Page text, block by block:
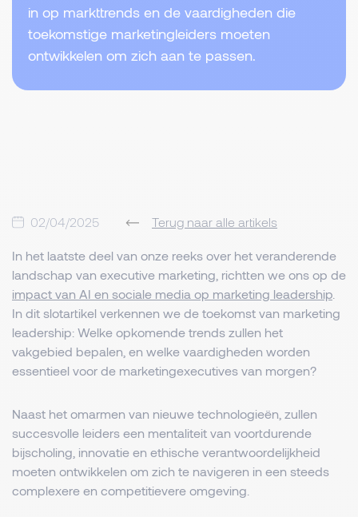
in op markttrends en de vaardigheden die
toekomstige marketingleiders moeten
ontwikkelen om zich aan te passen.
02/04/2025 Terug naar alle artikels
In het laatste deel van onze reeks over het veranderende
landschap van executive marketing, richtten we ons op de
impact van AI en sociale media op marketing leadership
In dit slotartikel verkennen we de toekomst van marketing
leadership: Welke opkomende trends zullen het
vakgebied bepalen, en welke vaardigheden worden
essentieel voor de marketingexecutives van morgen?
Naast het omarmen van nieuwe technologieën, zullen
succesvolle leiders een mentaliteit van voortdurende
bijscholing, innovatie en ethische verantwoordelijkheid
moeten ontwikkelen om zich te navigeren in een steeds
complexere en competitievere omgeving.